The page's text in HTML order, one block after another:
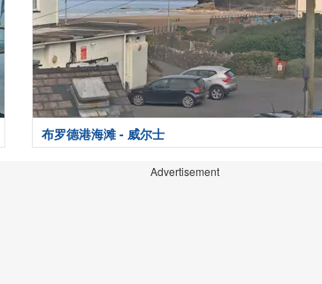
布罗德港海滩 - 威尔士
Advertisement